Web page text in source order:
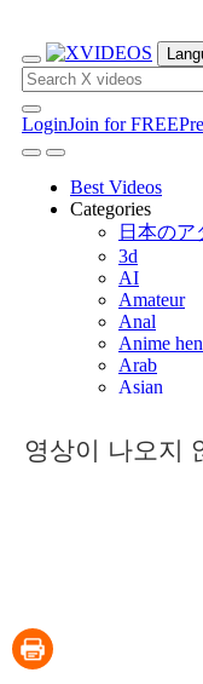
영상이 나오지